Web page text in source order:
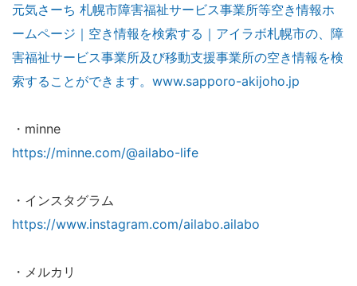
元気さーち 札幌市障害福祉サービス事業所等空き情報ホ
ームページ｜空き情報を検索する｜アイラボ札幌市の、障
害福祉サービス事業所及び移動支援事業所の空き情報を検
索することができます。www.sapporo-akijoho.jp
・minne
https://minne.com/@ailabo-life
・インスタグラム
https://www.instagram.com/ailabo.ailabo
・メルカリ